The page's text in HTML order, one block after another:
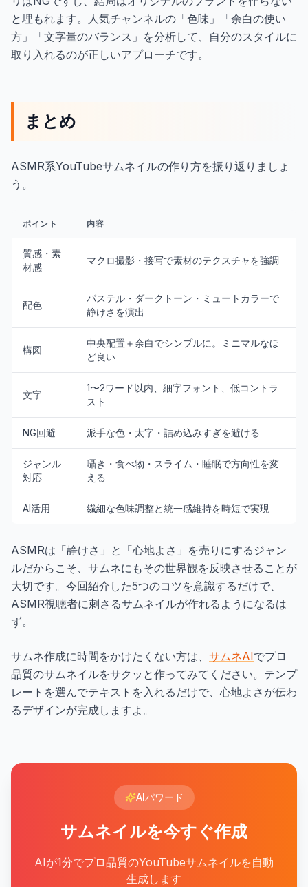
と埋もれます。人気チャンネルの「色味」「余白の使い
方」「文字量のバランス」を分析して、自分のスタイルに
取り入れるのが正しいアプローチです。
まとめ
ASMR系YouTubeサムネイルの作り方を振り返りましょ
う。
ポイント 内容
質感・素
材感
マクロ撮影・接写で素材のテクスチャを強調
配色
パステル・ダークトーン・ミュートカラーで
静けさを演出
構図
中央配置＋余白でシンプルに。ミニマルなほ
ど良い
文字
1〜2ワード以内、細字フォント、低コントラ
スト
NG回避 派手な色・太字・詰め込みすぎを避ける
ジャンル
対応
囁き・食べ物・スライム・睡眠で方向性を変
える
AI活用 繊細な色味調整と統一感維持を時短で実現
ASMRは「静けさ」と「心地よさ」を売りにするジャン
ルだからこそ、サムネにもその世界観を反映させることが
大切です。今回紹介した5つのコツを意識するだけで、
ASMR視聴者に刺さるサムネイルが作れるようになるは
ず。
サムネ作成に時間をかけたくない方は、 サムネAIでプロ
品質のサムネイルをサクッと作ってみてください。テンプ
レートを選んでテキストを入れるだけで、心地よさが伝わ
るデザインが完成しますよ。
AIパワード
サムネイルを今すぐ作成
AIが1分でプロ品質のYouTubeサムネイルを自動
生成します